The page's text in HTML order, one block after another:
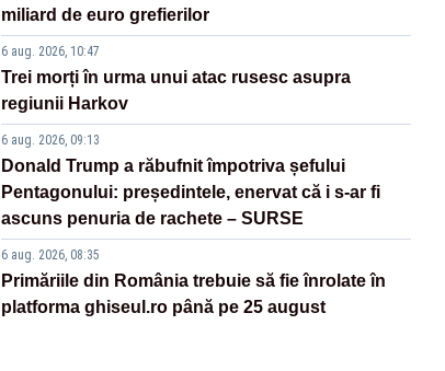
miliard de euro grefierilor
6 aug. 2026, 10:47
Trei morți în urma unui atac rusesc asupra
regiunii Harkov
6 aug. 2026, 09:13
Donald Trump a răbufnit împotriva șefului
Pentagonului: președintele, enervat că i s-ar fi
ascuns penuria de rachete – SURSE
6 aug. 2026, 08:35
Primăriile din România trebuie să fie înrolate în
platforma ghiseul.ro până pe 25 august